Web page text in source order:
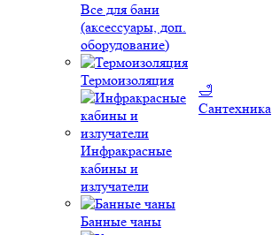
Все для бани
(аксессуары, доп.
оборудование)
Термоизоляция
Инфракрасные
кабины и
излучатели
Банные чаны
🛁
Сантехника